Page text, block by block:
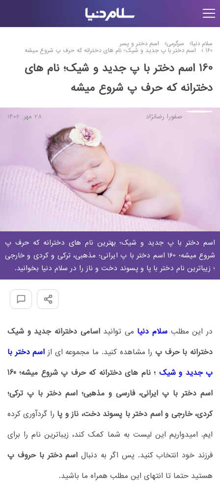
سلام دنیا سرگرمی اسم دختر و پسر
160 اسم دختر با پ جدید و شیک؛ نام های دخترانه که حرف پ شروع میشه
160 اسم دختر با پ جدید و شیک؛ نام های
دخترانه که حرف پ شروع میشه
صفورا رضانژاد 28 مهر, 1402
اسم دختر با پ جدید و شیک؛ بهترین نام های دخترانه که حرف پ
شروع میشه؛ 160 اسم دختر با پ ایرانی؛ مذهبی، ترکی و کردی و خارجی
؛ زیباترین نام دختر با پا و پسوند دخت و ناز را در سلام دنیا بخوانید.
در این مطلب سلام دنیا می توانیداسامی دخترانه جدید و شیک
دخترانه با حرف پ را مشاهده کنید. ما مجموعه ای از اسم دختر با
پ جدید و شیک
؛ نام های دخترانه که حرف پ شروع میشه؛ 160
اسم دختر با پ ایرانی، فارسی و مذهبی؛ اسم دختر با پ ترکی؛
کردی، خارجی و اسم دختر با پسوند دخت، ناز و پا را گردآوری کرده
ایم. امیدواریم این لیست به شما کمک کند، زیباترین نام را برای
فرزند خود انتخاب کنید. پس اگر به دنبال اسم دختر با حروف پ
هستید حتما تا انتهای این مطلب همراه ما باشید.